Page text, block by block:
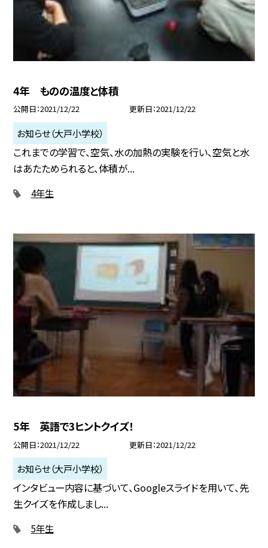
4年 ものの温度と体積
公開日 2021/12/22 更新日 2021/12/22
お知らせ（大戸小学校）
これまでの学習で、空気、水の加熱の実験を行い、空気と水
はあたためられると、体積が...
4年生
5年 英語で3ヒントクイズ！
公開日 2021/12/22 更新日 2021/12/22
お知らせ（大戸小学校）
インタビュー内容に基づいて、Googleスライドを用いて、先
生クイズを作成しまし...
5年生